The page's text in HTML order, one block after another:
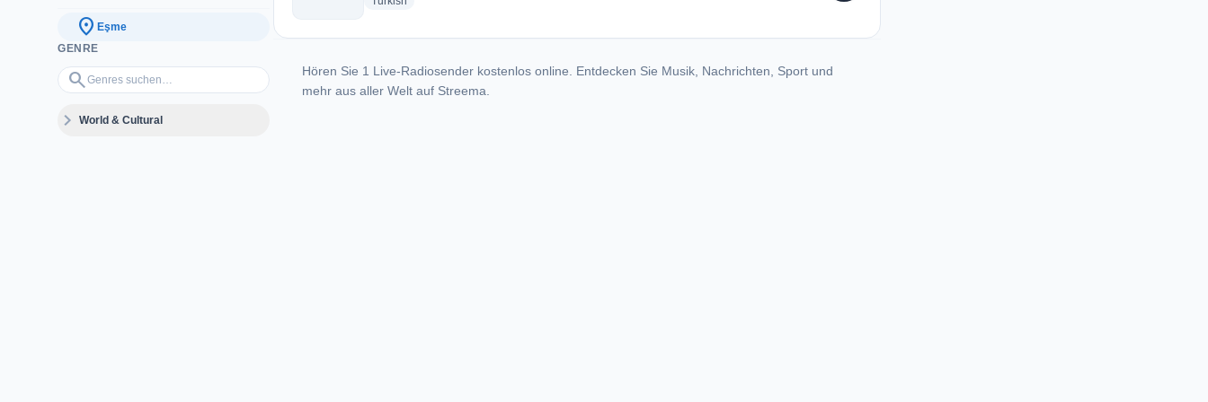
location_on Eşme
GENRE
search
Genres suchen…
expand_moreWorld & Cultural
Hören Sie 1 Live-Radiosender kostenlos online. Entdecken Sie Musik, Nachrichten, Sport und
mehr aus aller Welt auf Streema.